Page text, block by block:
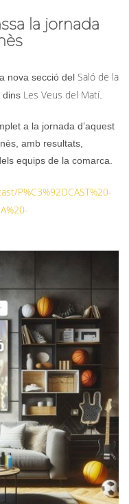
la jornada
nova secció del Saló de la
dins Les Veus del Matí
a la jornada d’aquest
amb resultats,
equips de la comarca.
P%C3%92DCAST%20-